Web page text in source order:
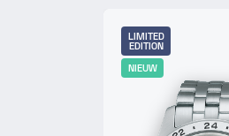
LIMITED
EDITION
NIEUW